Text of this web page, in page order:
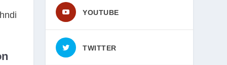
YOUTUBE
TWITTER